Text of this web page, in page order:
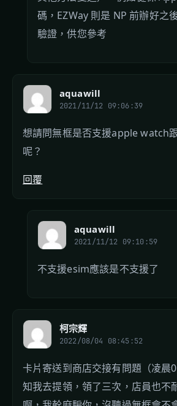
碼，EZWay 則是 NP 前辦好之
驗證，供您參考
aquawill
2021/11/12 09:06:39
想請問無框是否支援apple watch
呢？
回覆
aquawill
2021/11/12 09:10:59
不支援esim應該是不支援了
柯宗輝
2022/08/04 08:45:52
卡片寄送到商店交接有問題（凌晨
知我去提領，領了三次，店員也不